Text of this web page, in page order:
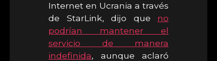
Internet en Ucrania a través
de StarLink, dijo que no
podrían mantener el
servicio de manera
indefinida, aunque aclaró